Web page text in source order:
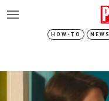
HOW-TO NEWS